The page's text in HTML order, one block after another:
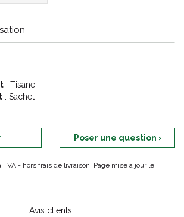
: Tisane
: Sachet
Poser une question ›
- hors frais de livraison. Page mise à jour le
Avis clients